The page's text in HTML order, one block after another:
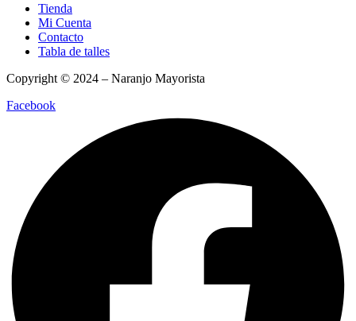
Tienda
Mi Cuenta
Contacto
Tabla de talles
Copyright © 2024 – Naranjo Mayorista
Facebook